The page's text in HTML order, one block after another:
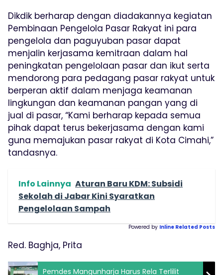
Dikdik berharap dengan diadakannya kegiatan
Pembinaan Pengelola Pasar Rakyat ini para
pengelola dan paguyuban pasar dapat
menjalin kerjasama kemitraan dalam hal
peningkatan pengelolaan pasar dan ikut serta
mendorong para pedagang pasar rakyat untuk
berperan aktif dalam menjaga keamanan
lingkungan dan keamanan pangan yang di
jual di pasar, “Kami berharap kepada semua
pihak dapat terus bekerjasama dengan kami
guna memajukan pasar rakyat di Kota Cimahi,”
tandasnya.
Info Lainnya Aturan Baru KDM: Subsidi
Sekolah di Jabar Kini Syaratkan
Pengelolaan Sampah
Powered by Inline Related Posts
Red. Baghja, Prita
Pemdes Mangunharja Harus Rela Terlilit